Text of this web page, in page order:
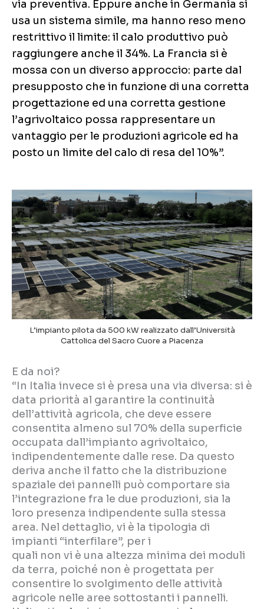
via preventiva. Eppure anche in Germania si
usa un sistema simile, ma hanno reso meno
restrittivo il limite: il calo produttivo può
raggiungere anche il 34%. La Francia si è
mossa con un diverso approccio: parte dal
presupposto che in funzione di una corretta
progettazione ed una corretta gestione
l’agrivoltaico possa rappresentare un
vantaggio per le produzioni agricole ed ha
posto un limite del calo di resa del 10%”.
L’impianto pilota da 500 kW realizzato dall’Università
Cattolica del Sacro Cuore a Piacenza
E da noi?
“In Italia invece si è presa una via diversa: si è
data priorità al garantire la continuità
dell’attività agricola, che deve essere
consentita almeno sul 70% della superficie
occupata dall’impianto agrivoltaico,
indipendentemente dalle rese. Da questo
deriva anche il fatto che la distribuzione
spaziale dei pannelli può comportare sia
l’integrazione fra le due produzioni, sia la
loro presenza indipendente sulla stessa
area. Nel dettaglio, vi è la tipologia di
impianti “interfilare”, per i
quali non vi è una altezza minima dei moduli
da terra, poiché non è progettata per
consentire lo svolgimento delle attività
agricole nelle aree sottostanti i pannelli.